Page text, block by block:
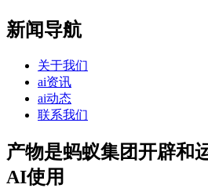
新闻导航
关于我们
ai资讯
ai动态
联系我们
产物是蚂蚁集团开辟和
AI使用